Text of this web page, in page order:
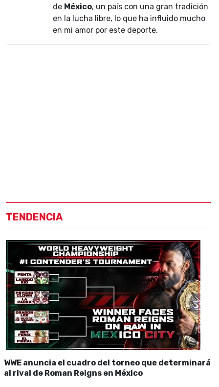
de México, un país con una gran tradición
en la lucha libre, lo que ha influido mucho
en mi amor por este deporte.
TENDENCIA
WWE anuncia el cuadro del torneo que determinará
al rival de Roman Reigns en México